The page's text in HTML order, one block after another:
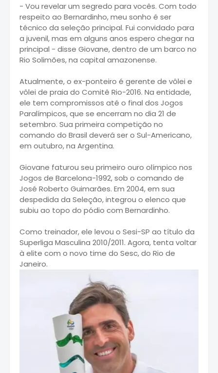
- Vou revelar um segredo para vocês. Com todo
respeito ao Bernardinho, meu sonho é ser
técnico da seleção principal. Fui convidado para
a juvenil, mas em alguns anos espero chegar na
principal - disse Giovane, dentro de um barco no
Rio Solimões, na capital amazonense.
Atualmente, o ex-ponteiro é gerente de vôlei e
vôlei de praia do Comitê Rio-2016. Na entidade,
ele tem compromissos até o final dos Jogos
Paralímpicos, que se encerram no dia 21 de
setembro. Sua primeira competição no
comando do Brasil deverá ser o Sul-Americano,
em outubro, na Argentina.
Giovane faturou seu primeiro ouro olímpico nos
Jogos de Barcelona-1992, sob o comando de
José Roberto Guimarães. Em 2004, em sua
despedida da Seleção, integrou o elenco que
subiu ao topo do pódio com Bernardinho.
Como treinador, ele levou o Sesi-SP ao título da
Superliga Masculina 2010/2011. Agora, tenta voltar
à elite com o novo time do Sesc, do Rio de
Janeiro.